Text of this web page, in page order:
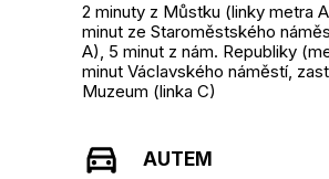
2 minuty z Můstku (linky metra
minut ze Staroměstského
A), 5 minut z nám. Republiky
minut Václavského náměstí,
Muzeum (linka C)
AUTEM